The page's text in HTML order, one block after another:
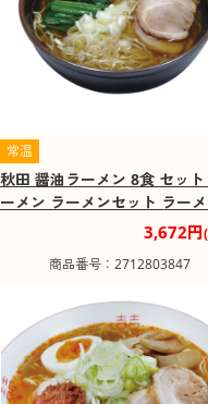
常温
秋田 醤油ラーメン 8食 セット
ーメン ラーメンセット ラーメ
3,672円
商品番号：2712803847